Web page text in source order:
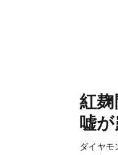
紅
嘘
ダイヤ